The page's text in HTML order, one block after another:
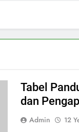
Tabel
dan
Admin 12